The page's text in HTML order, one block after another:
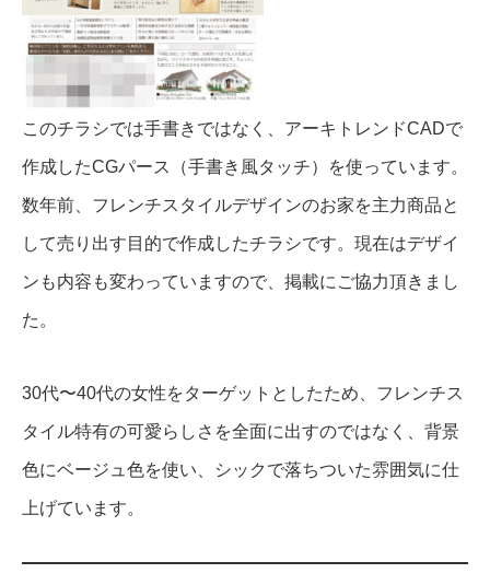
このチラシでは手書きではなく、アーキトレンドCADで
作成したCGパース（手書き風タッチ）を使っています。
数年前、フレンチスタイルデザインのお家を主力商品と
して売り出す目的で作成したチラシです。現在はデザイ
ンも内容も変わっていますので、掲載にご協力頂きまし
た。
30代〜40代の女性をターゲットとしたため、フレンチス
タイル特有の可愛らしさを全面に出すのではなく、背景
色にベージュ色を使い、シックで落ちついた雰囲気に仕
上げています。